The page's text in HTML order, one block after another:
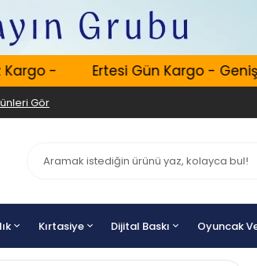
- Ertesi Gün Kargo - Geniş
Gör
Kırtasiye Dijital Baskı Oyuncak